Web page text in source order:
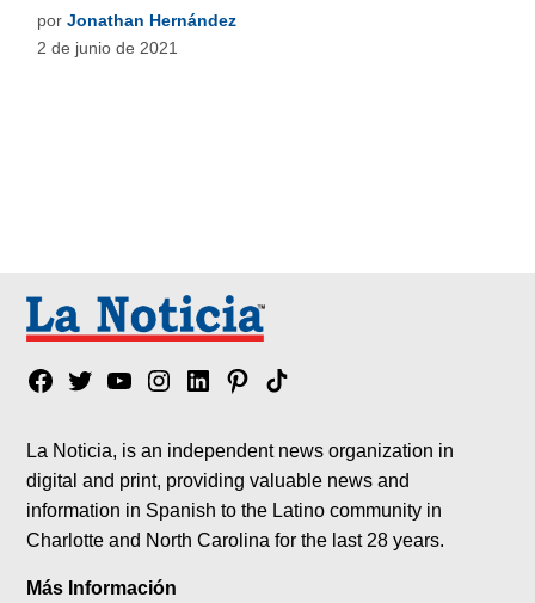
por Jonathan Hernández
2 de junio de 2021
Facebook
TwitterYouTubeInstagram
LinkedinPinterest
Tik
La Noticia, is an independent news organization in
digital and print, providing valuable news and
information in Spanish to the Latino community in
Charlotte and North Carolina for the last 28 years.
Más Información